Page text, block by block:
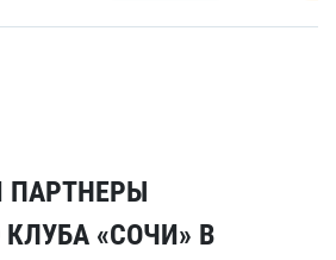
ПАРТНЕРЫ
«СОЧИ» В